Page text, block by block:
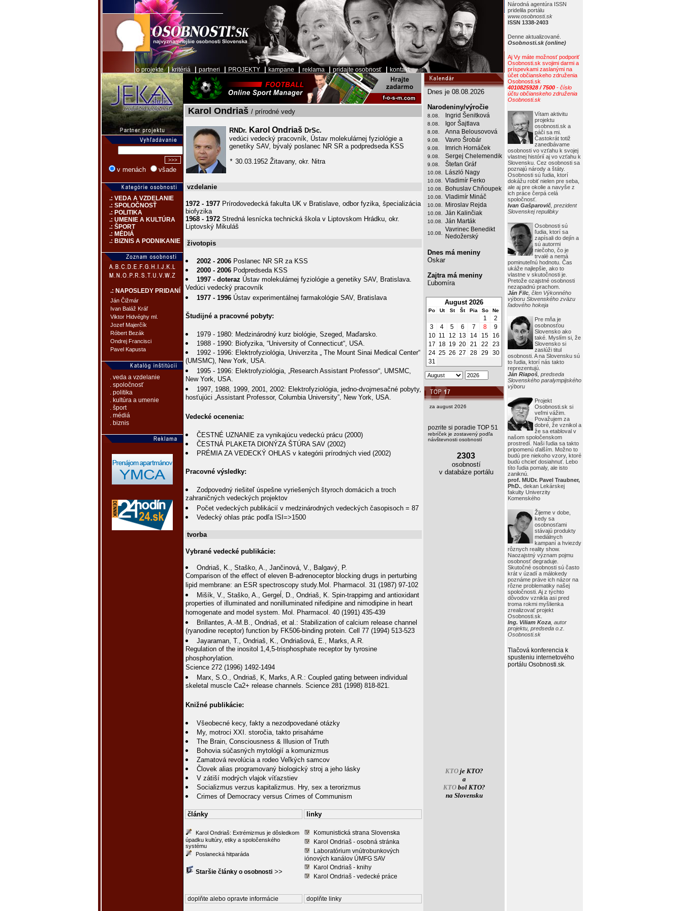
o projekte|kritériá partneri PROJEKTY kampane reklama pridajte osobnosť kontakt
Národná agentúra ISSN
pridelila portálu
www.osobnosti.sk
ISSN 1338-2403
Denne aktualizované.
Osobnosti.sk (online)
Aj Vy máte možnosť podporiť
Osobnosti.sk svojimi darmi a
príspevkami zaslanými na
účet občianskeho združenia
Osobnosti.sk
4010825928 / 7500 - číslo
účtu občianskeho združenia
Osobnosti.sk
Vítam aktivitu
projektu
osobnosti.sk a
páči sa mi.
Častokrát totiž
zanedbávame
osobnosti vo vzťahu k svojej
vlastnej histórií aj vo vzťahu k
Slovensku. Cez osobnosti sa
poznajú národy a štáty.
Osobnosti sú ľudia, ktorí
dokážu robiť nielen pre seba,
ale aj pre okolie a navyše z
ich práce čerpá celá
spoločnosť.
Ivan Gašparovič , prezident
Slovenskej repulibky
Osobnosti sú
ľudia, ktorí sa
zapísali do dejín a
sú autormi
niečoho, čo je
trvalé a nemá
pominuteľnú hodnotu. Čas
ukáže najlepšie, ako to
vlastne v skutočnosti je.
Pretože ozajstné osobnosti
nezapadnú prachom.
Ján Filc , člen Výkonného
výboru Slovenského zväzu
ľadového hokeja
Pre mňa je
osobnosťou
Slovensko ako
také. Myslím si, že
Slovensko si
zaslúži titul
osobnosti. A na Slovensku sú
to ľudia, ktorí nás takto
reprezentujú.
Ján Riapoš , predseda
Slovenského paralympijského
výboru
Projekt
Osobnosti.sk si
veľmi vážim.
Považujem za
dobré, že vznikol a
že sa etabloval v
našom spoločenskom
prostredí. Naši ľudia sa takto
pripomenú ďalším. Možno to
budú pre niekoho vzory, ktoré
budú chcieť dosiahnuť. Lebo
títo ľudia pomaly, ale isto
zaniknú.
prof. MUDr. Pavel Traubner,
PhD. , dekan Lekárskej
fakulty Univerzity
Komenského
Žijeme v dobe,
kedy sa
osobnosťami
stávajú produkty
mediálnych
kampaní a hviezdy
rôznych reality show.
Naozajstný význam pojmu
osobnosť degraduje.
Skutočné osobnosti sú často
krát v úzadí a málokedy
poznáme práve ich názor na
rôzne problematiky našej
spoločnosti. Aj z týchto
dôvodov vznikla asi pred
troma rokmi myšlienka
zrealizovať projekt
Osobnosti.sk.
Ing. Viliam Koza , autor
projektu, predseda o.z.
Osobnosti.sk
Tlačová konferencia k
spusteniu internetového
portálu Osobnosti.sk
v menách všade
.: VEDA A VZDELANIE
.: SPOLOČNOSŤ
.: POLITIKA
.: UMENIE A KULTÚRA
.: ŠPORT
.: MÉDIÁ
.: BIZNIS A PODNIKANIE
.: NAPOSLEDY PRIDANÍ
Ján Čižmár
Ivan Baláž Kráľ
Viktor Hidvéghy ml.
Jozef Majerčík
Róbert Bezák
Ondrej Francisci
Pavel Kapusta
. veda a vzdelanie
. spoločnosť
. politika
. kultúra a umenie
. šport
. médiá
. biznis
Karol Ondriaš / prírodné vedy
RNDr. Karol Ondriaš DrSc.
vedúci vedecký pracovník, Ústav molekulárnej fyziológie a
genetiky SAV, bývalý poslanec NR SR a podpredseda KSS
* 30.03.1952 Žitavany, okr. Nitra
vzdelanie
1972 - 1977 Prírodovedecká fakulta UK v Bratislave, odbor fyzika, špecializácia
biofyzika
1968 - 1972 Stredná lesnícka technická škola v Liptovskom Hrádku, okr.
Liptovský Mikuláš
životopis
2002 - 2006 Poslanec NR SR za KSS
2000 - 2006 Podpredseda KSS
1997 - doteraz Ústav molekulárnej fyziológie a genetiky SAV, Bratislava.
Vedúci vedecký pracovník
1977 - 1996 Ústav experimentálnej farmakológie SAV, Bratislava
Študijné a pracovné pobyty:
1979 - 1980: Medzinárodný kurz biológie, Szeged, Maďarsko.
1988 - 1990: Biofyzika, “University of Connecticut“, USA.
1992 - 1996: Elektrofyziológia, Univerzita „ The Mount Sinai Medical Center“
(UMSMC), New York, USA.
1995 - 1996: Elektrofyziológia, „Research Assistant Professor“, UMSMC,
New York, USA.
1997, 1988, 1999, 2001, 2002: Elektrofyziológia, jedno-dvojmesačné pobyty,
hosťujúci „Assistant Professor, Columbia University”, New York, USA.
Vedecké ocenenia:
ČESTNÉ UZNANIE za vynikajúcu vedeckú prácu (2000)
ČESTNÁ PLAKETA DIONÝZA ŠTÚRA SAV (2002)
PRÉMIA ZA VEDECKÝ OHLAS v kategórii prírodných vied (2002)
Pracovné výsledky:
Zodpovedný riešiteľ úspešne vyriešených štyroch domácich a troch
zahraničných vedeckých projektov
Počet vedeckých publikácií v medzinárodných vedeckých časopisoch = 87
Vedecký ohlas prác podľa ISI=>1500
tvorba
Vybrané vedecké publikácie:
Ondriaš, K., Staško, A., Jančinová, V., Balgavý, P.
Comparison of the effect of eleven B-adrenoceptor blocking drugs in perturbing
lipid membrane: an ESR spectroscopy study.Mol. Pharmacol. 31 (1987) 97-102
Mišík, V., Staško, A., Gergeĺ, D., Ondriaš, K. Spin-trappimg and antioxidant
properties of illuminated and nonilluminated nifedipine and nimodipine in heart
homogenate and model system. Mol. Pharmacol. 40 (1991) 435-439
Brillantes, A.-M.B., Ondriaš, et al.: Stabilization of calcium release channel
(ryanodine receptor) function by FK506-binding protein. Cell 77 (1994) 513-523
Jayaraman, T., Ondriaš, K., Ondriašová, E., Marks, A.R.
Regulation of the inositol 1,4,5-trisphosphate receptor by tyrosine
phosphorylation.
Science 272 (1996) 1492-1494
Marx, S.O., Ondriaš, K, Marks, A.R.: Coupled gating between individual
skeletal muscle Ca2+ release channels. Science 281 (1998) 818-821.
Knižné publikácie:
Všeobecné kecy, fakty a nezodpovedané otázky
My, motroci XXI. storočia, takto prisaháme
The Brain, Consciousness & Illusion of Truth
Bohovia súčasných mytológií a komunizmus
Zamatová revolúcia a rodeo Veľkých samcov
Človek alias programovaný biologický stroj a jeho lásky
V zátiší modrých vlajok víťazstiev
Socializmus verzus kapitalizmus. Hry, sex a terorizmus
Crimes of Democracy versus Crimes of Communism
články linky
Karol Ondriaš: Extrémizmus je dôsledkom
úpadku kultúry, etiky a spoločenského
systému
Poslanecká hitparáda
Staršie články o osobnosti >>
Komunistická strana Slovenska
Karol Ondriaš - osobná stránka
Laboratórium vnútrobunkových
iónových kanálov ÚMFG SAV
Karol Ondriaš - knihy
Karol Ondriaš - vedecké práce
doplňte alebo opravte informácie doplňte linky
Dnes je 08.08.2026
Narodeniny/výročie
8.08. Ingrid Šenitková
8.08. Igor Šajtlava
8.08. Anna Belousovová
9.08. Vavro Šrobár
9.08. Imrich Hornáček
9.08. Sergej Chelemendik
9.08. Štefan Gráf
10.08. László Nagy
10.08. Vladimír Ferko
10.08. Bohuslav Chňoupek
10.08. Vladimír Mináč
10.08. Miroslav Rejda
10.08. Ján Kalinčiak
10.08. Ján Marták
10.08.
Vavrinec Benedikt
Nedožerský
Dnes má meniny
Oskar
Zajtra má meniny
Ľubomíra
August 2026
Po Ut St Št Pia So Ne
1
2
3
4 5 6 7 8
9
10 11 12 13 14 15
16
17 18 19 20 21 22
23
24 25 26 27 28 29 30
31
za august 2026
pozrite si poradie TOP 51
rebríček je zostavený podľa
návštevnosti osobností
2303
osobností
v databáze portálu
KTOje KTO?
a
KTObol KTO?
na Slovensku